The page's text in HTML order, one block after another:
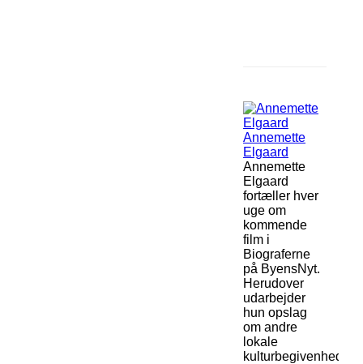
Annemette
Elgaard
Annemette
Elgaard
fortæller hver
uge om
kommende
film i
Biograferne
på ByensNyt.
Herudover
udarbejder
hun opslag
om andre
lokale
kulturbegivenheder.